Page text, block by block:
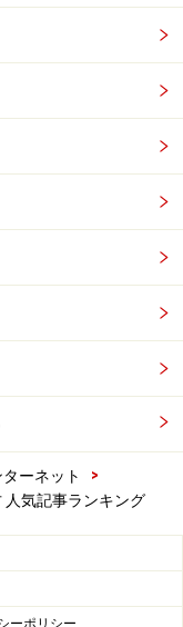
ターネット
>
人気記事ランキング
ーポリシー